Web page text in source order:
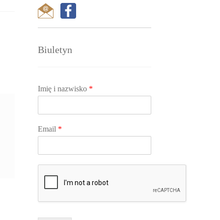
Biuletyn
Imię i nazwisko *
Email *